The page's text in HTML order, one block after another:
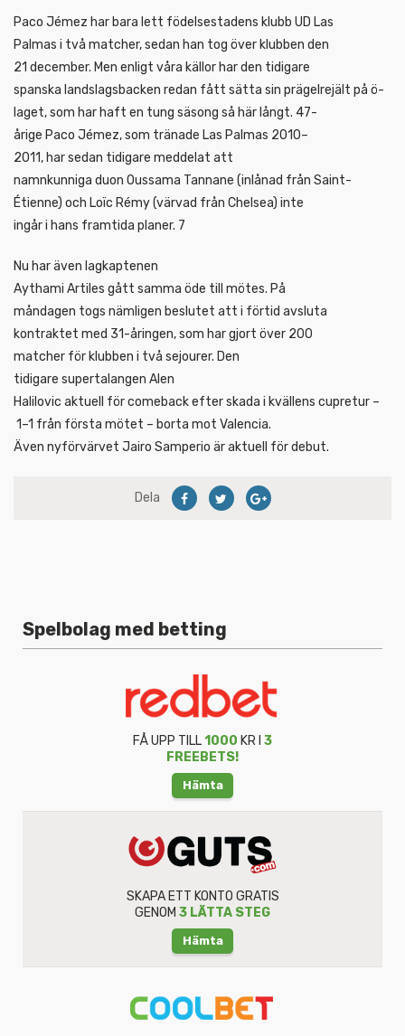
Paco Jémez har bara lett födelsestadens klubb UD Las
Palmas i två matcher, sedan han tog över klubben den
21 december. Men enligt våra källor har den tidigare
spanska landslagsbacken redan fått sätta sin prägelrejält på ö-
laget, som har haft en tung säsong så här långt. 47-
årige Paco Jémez, som tränade Las Palmas 2010–
2011, har sedan tidigare meddelat att
namnkunniga duon Oussama Tannane (inlånad från Saint-
Étienne) och Loïc Rémy (värvad från Chelsea) inte
ingår i hans framtida planer. 7
Nu har även lagkaptenen
Aythami Artiles gått samma öde till mötes. På
måndagen togs nämligen beslutet att i förtid avsluta
kontraktet med 31-åringen, som har gjort över 200
matcher för klubben i två sejourer. Den
tidigare supertalangen Alen
Halilovic aktuell för comeback efter skada i kvällens cupretur –
1–1 från första mötet – borta mot Valencia.
Även nyförvärvet Jairo Samperio är aktuell för debut.
Dela
Spelbolag med betting
FÅ UPP TILL1000 KR I 3
FREEBETS!
Hämta
SKAPA ETT KONTO GRATIS
GENOM 3 LÄTTA STEG
Hämta